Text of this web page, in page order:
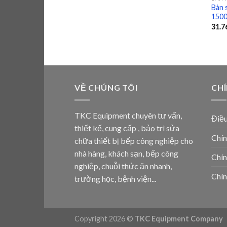
Bàn
VỀ CHÚNG TÔI
TKC Equipment chuyên tư vấn,
thiết kế, cung cấp , bảo trì sửa
chữa thiết bị bếp công nghiệp cho
nhà hàng, khách sạn, bếp công
nghiệp, chuỗi thức ăn nhanh,
trường học, bệnh viện...
Copyright 2026 © TKC Equipment Company